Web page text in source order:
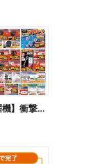
【エアコン・冷蔵庫・洗濯機】衝撃特価祭(うら)